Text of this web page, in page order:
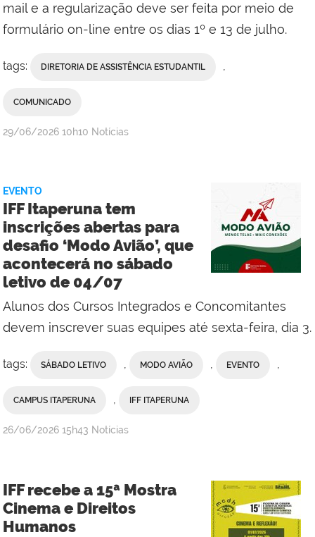
Itabapoana
mail e a regularização deve ser feita por meio de
formulário on-line entre os dias 1º e 13 de julho.
tags: DIRETORIA DE ASSISTÊNCIA ESTUDANTIL ,
COMUNICADO
por
Social
do
Campus
Bom
Jesus
do
publicado
29/06/2026 10h10 Notícias
EVENTO
IFF Itaperuna tem
inscrições abertas para
desafio ‘Modo Avião’, que
acontecerá no sábado
letivo de 04/07
Alunos dos Cursos Integrados e Concomitantes
devem inscrever suas equipes até sexta-feira, dia 3.
tags: SÁBADO LETIVO , MODO AVIÃO , EVENTO ,
CAMPUS ITAPERUNA , IFF ITAPERUNA
por
da
Comunicação
Social
publicado
26/06/2026 15h43 Notícias
IFF recebe a 15ª Mostra
Cinema e Direitos
Humanos